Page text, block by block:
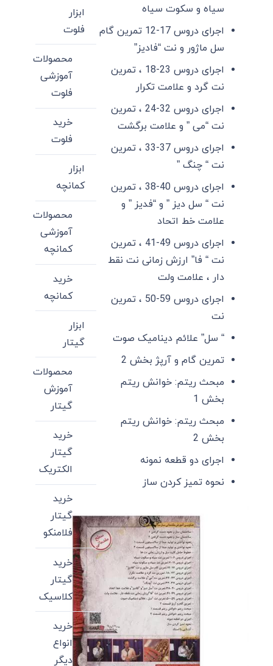
سیاه و سکوت سیاه
اجرای دروس 17-12 تمرین گام
سل ماژور و نت “فادیز”
اجرای دروس 23-18 ، تمرین
نت گرد و علامت تکرار
اجرای دروس 32-24 ، تمرین
نت “می ” و علامت برگشت
اجرای دروس 37-33 ، تمرین
نت “ چنگ ”
اجرای دروس 40-38 ، تمرین
نت “ سل دیز ” و “فدیز ” و
علامت خط اتحاد
اجرای دروس 49-41 ، تمرین
نت “ فا” ارزش زمانی نت نقط
دار ، علامت ولت
اجرای دروس 59-50 ، تمرین
نت
“ سل” علائم دینامیک صوت
تمرین گام و آرپژ بخش 2
مبحث ریتم: خوانش ریتم
بخش 1
مبحث ریتم: خوانش ریتم
بخش 2
اجرای دو قطعه نمونه
نحوه تمیز کردن ساز
ابزار
فلوت
محصولات
آموزشی
فلوت
خرید
فلوت
ابزار
کمانچه
محصولات
آموزشی
کمانچه
خرید
کمانچه
ابزار
گیتار
محصولات
آموزش
گیتار
خرید
گیتار
الکتریک
خرید
گیتار
فلامنکو
خرید
گیتار
کلاسیک
خرید
انواع
دیگر